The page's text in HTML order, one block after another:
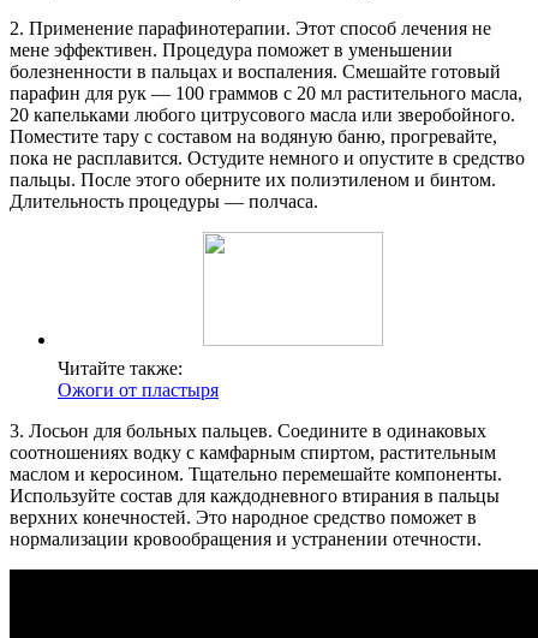
2. Применение парафинотерапии. Этот способ лечения не
мене эффективен. Процедура поможет в уменьшении
болезненности в пальцах и воспаления. Смешайте готовый
парафин для рук — 100 граммов с 20 мл растительного масла,
20 капельками любого цитрусового масла или зверобойного.
Поместите тару с составом на водяную баню, прогревайте,
пока не расплавится. Остудите немного и опустите в средство
пальцы. После этого оберните их полиэтиленом и бинтом.
Длительность процедуры — полчаса.
Читайте также:
Ожоги от пластыря
3. Лосьон для больных пальцев. Соедините в одинаковых
соотношениях водку с камфарным спиртом, растительным
маслом и керосином. Тщательно перемешайте компоненты.
Используйте состав для каждодневного втирания в пальцы
верхних конечностей. Это народное средство поможет в
нормализации кровообращения и устранении отечности.